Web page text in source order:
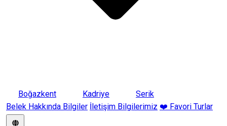
Boğazkent Kadriye
Serik
Belek Hakkında Bilgiler İletişim Bilgilerimiz ❤️ Favori Turlar